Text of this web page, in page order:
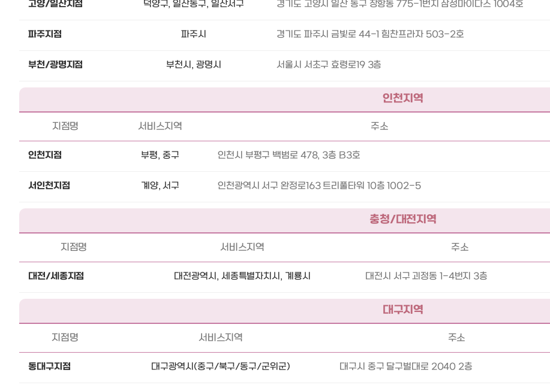
고양/일산지점 덕양구, 일산동구, 일산서구 경기도 고양시 일산 동구 장항동 775-1번지 삼성마이다스 1004호
파주지점 파주시 경기도 파주시 금빛로 44-1 힘찬프라자 503-2호
부천/광명지점 부천시, 광명시 서울시 서초구 효령로19 3층
인천지역
지점명 서비스지역 주소
인천지점 부평, 중구 인천시 부평구 백범로 478, 3층 B3호
서인천지점 계양, 서구 인천광역시 서구 완정로163 트리풀타워 10층 1002-5
충청/대전지역
지점명 서비스지역 주소
대전/세종지점 대전광역시, 세종특별자치시, 계룡시 대전시 서구 괴정동 1-4번지 3층
대구지역
지점명 서비스지역 주소
동대구지점 대구광역시(중구/북구/동구/군위군) 대구시 중구 달구벌대로 2040 2층